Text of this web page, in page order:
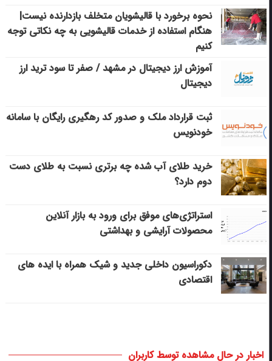
نحوه برخورد با قالیشویان متخلف بازدارنده نیست|
هنگام استفاده از خدمات قالیشویی به چه نکاتی توجه
کنیم
آموزش ارز دیجیتال در مشهد / صفر تا سود ترید ارز
دیجیتال
ثبت قرارداد ملک و صدور کد رهگیری رایگان با سامانه
خودنویس
خرید طلای آب شده چه برتری نسبت به طلای دست
دوم دارد؟
استراتژی‌های موفق برای ورود به بازار آنلاین
محصولات آرایشی و بهداشتی
دکوراسیون داخلی جدید و شیک همراه با ایده های
اقتصادی
اخبار در حال مشاهده توسط کاربران